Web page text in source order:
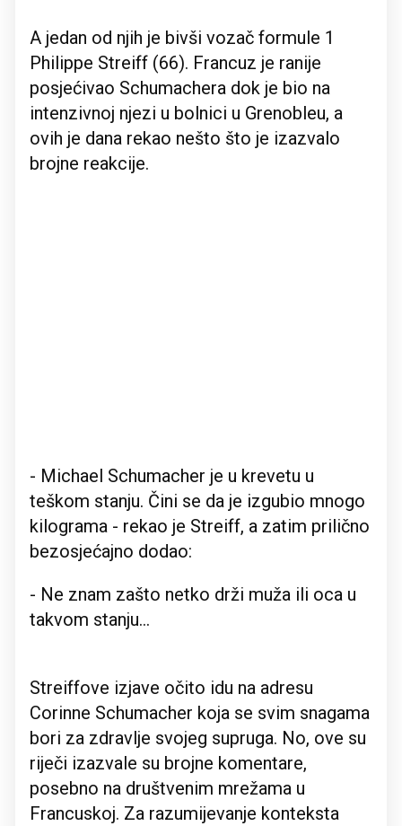
A jedan od njih je bivši vozač formule 1
Philippe Streiff (66). Francuz je ranije
posjećivao Schumachera dok je bio na
intenzivnoj njezi u bolnici u Grenobleu, a
ovih je dana rekao nešto što je izazvalo
brojne reakcije.
- Michael Schumacher je u krevetu u
teškom stanju. Čini se da je izgubio mnogo
kilograma - rekao je Streiff, a zatim prilično
bezosjećajno dodao:
- Ne znam zašto netko drži muža ili oca u
takvom stanju...
Streiffove izjave očito idu na adresu
Corinne Schumacher koja se svim snagama
bori za zdravlje svojeg supruga. No, ove su
riječi izazvale su brojne komentare,
posebno na društvenim mrežama u
Francuskoj. Za razumijevanje konteksta